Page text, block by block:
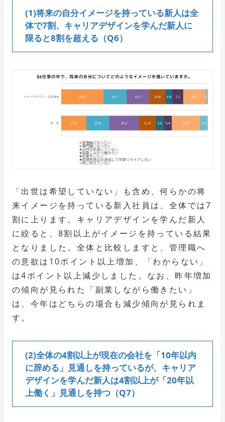
(1)将来の自分イメージを持っている新人は全
体で7割、キャリアデザインを学んだ新人に
限ると8割を超える（Q6）
「出世は希望していない」も含め、何らかの将
来イメージを持っている新入社員は、全体では7
割に上ります。キャリアデザインを学んだ新人
に絞ると、8割以上がイメージを持っている結果
となりました。全体と比較しますと、管理職へ
の意欲は10ポイント以上増加、「わからない」
は4ポイント以上減少しました。なお、昨年増加
の傾向が見られた「副業しながら働きたい」
は、今年はどちらの場合も減少傾向が見られま
す。
(2)全体の4割以上が現在の会社を「10年以内
に辞める」見通しを持っているが、キャリア
デザインを学んだ新人は4割以上が「20年以
上働く」見通しを持つ（Q7）